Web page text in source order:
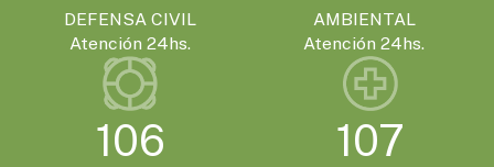
DEFENSA CIVIL
Atención 24hs.
AMBIENTAL
Atención 24hs.
106 107